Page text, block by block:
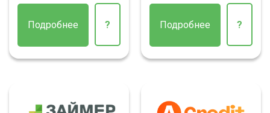
Подробнее ? Подробнее ?